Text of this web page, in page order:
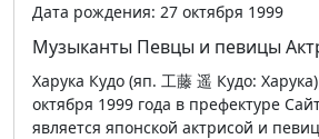
Дата рождения: 27 октября 1999
Музыканты Певцы и певицы
Харука Кудо (яп. 工藤 遥 Кудо:
октября 1999 года в префектуре
является японской актрисой и